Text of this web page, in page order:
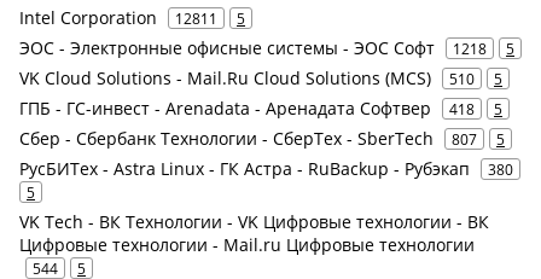
Intel Corporation 12811 5
ЭОС - Электронные офисные системы - ЭОС Софт 1218 5
VK Cloud Solutions - Mail.Ru Cloud Solutions (MCS) 510 5
ГПБ - ГС-инвест - Arenadata - Аренадата Софтвер 418 5
Сбер - Сбербанк Технологии - СберТех - SberTech 807 5
РусБИТех - Astra Linux - ГК Астра - RuBackup - Рубэкап
380
5
VK Tech - ВК Технологии - VK Цифровые технологии - ВК
Цифровые технологии - Mail.ru Цифровые технологии
544 5